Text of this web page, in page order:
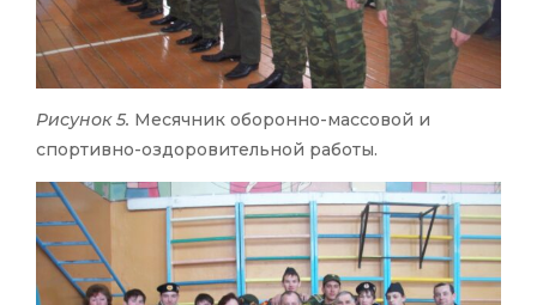
Рисунок 5. Месячник оборонно-массовой и
спортивно-оздоровительной работы.